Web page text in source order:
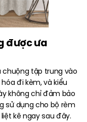
được ưa
tập trung vào
đi kèm, và kiểu
không chỉ đảm bảo
sử dụng cho bộ rèm
kê ngay sau đây.